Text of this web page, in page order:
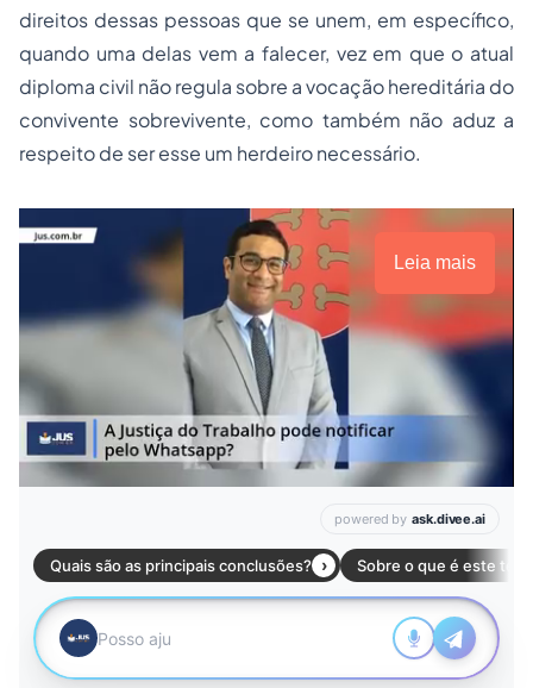
direitos dessas pessoas que se unem, em específico,
quando uma delas vem a falecer, vez em que o atual
diploma civil não regula sobre a vocação hereditária do
convivente sobrevivente, como também não aduz a
respeito de ser esse um herdeiro necessário.
Leia mais